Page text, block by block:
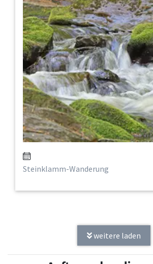
Steinklamm-Wanderung
weitere laden